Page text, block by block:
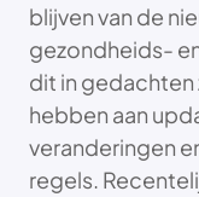
blijven van de
gezondheids-
dit in gedachten
hebben aan
veranderingen
regels.